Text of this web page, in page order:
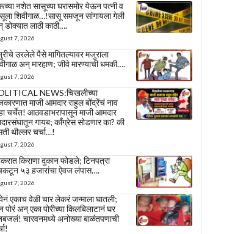
नशेत सासूच्या घरासमोर येऊन पत्नी व
शिवीगाळ…!सासू समजून सांगायला गेली
डोक्यात लाठी काठी….
7, 2026
उरलेले पैसे मागितल्यावर मजुराला
अन् मारहाण; जीवे मारण्याची धमकी….
7, 2026
NEWS:चिखलीच्या
माजी आमदार राहुल बोंद्रेंचं नाव
चर्चेत! आठवडाभरापासून माजी आमदार
गायब; काँग्रेस सोडणार का? की
थील्लर चर्चा…!
7, 2026
किराणा दुकान फोडले; टिनपत्रा
५३ हजारांचा ऐवज लंपास….
7, 2026
एकाच वेळी चार लेकरं जन्माला घातली;
पोरं अन् एका पोरीच्या किलबिलाटानं घर
चारवनमध्ये अनोख्या बाळंतपणाची